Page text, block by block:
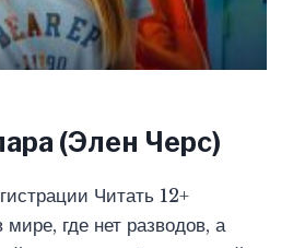
(Элен Черс)
Читать 12+
где нет разводов, а